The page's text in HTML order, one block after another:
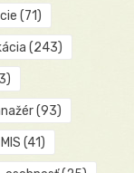
(71)
(243)
(93)
MIS (41)